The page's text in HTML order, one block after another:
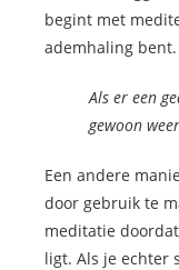
begint met
ademhaling bent.
Als er een
gewoon
Een andere
door gebruik te
meditatie
ligt. Als je echter